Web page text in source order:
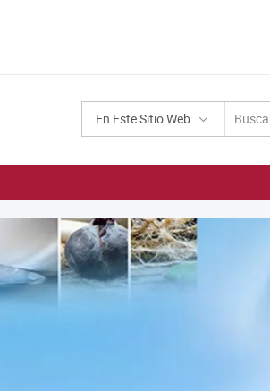
En Este Sitio Web